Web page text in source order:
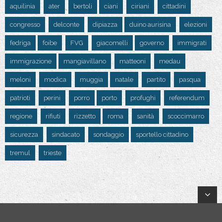
aquilinia ater bertoli ciani ciriani cittadini
congresso delconte dipiazza duino aurisina elezioni
fedriga foibe FVG giacomelli governo immigrati
immigrazione mangiavillano matteoni medau
meloni modica muggia natale partito pasqua
patrioti perini porro porto profughi referendum
regione rifiuti rizzetto roma sanità scoccimarro
sicurezza sindacato sondaggio sportello cittadino
tremul trieste